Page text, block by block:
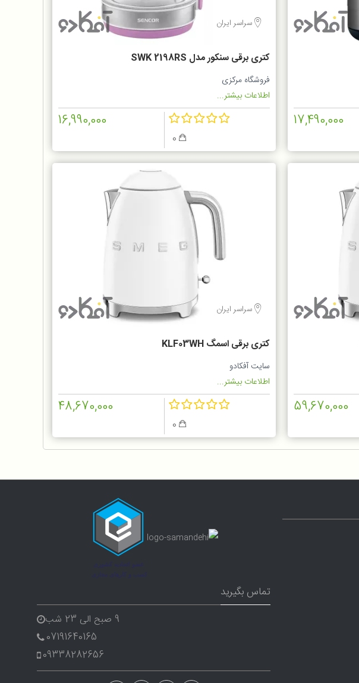
17,490,000
سراسر ایران
کتری برقی سنکور مدل SWK 2198RS
فروشگاه مرکزی
اطلاعات بیشتر...
16,990,000
59,670,000
سراسر ایران
کتری برقی اسمگ KLF03WH
سایت آفکادو
اطلاعات بیشتر...
48,670,000
تماس بگیرید
9 صبح الی 23 شب
07191640165
09338282656